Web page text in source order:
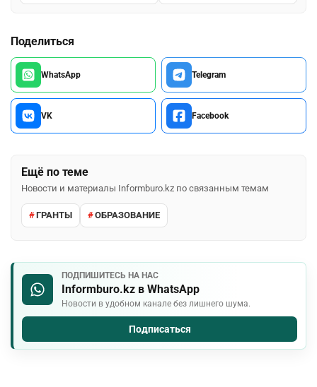
Поделиться
WhatsApp Telegram
VK Facebook
Ещё по теме
Новости и материалы Informburo.kz по связанным темам
ГРАНТЫ ОБРАЗОВАНИЕ
ПОДПИШИТЕСЬ НА НАС
Informburo.kz в WhatsApp
Новости в удобном канале без лишнего шума.
Подписаться